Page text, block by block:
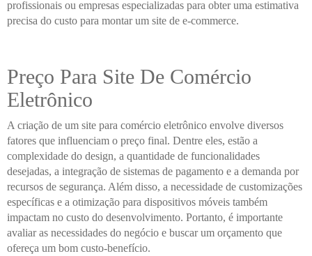
profissionais ou empresas especializadas para obter uma estimativa
precisa do custo para montar um site de e-commerce.
Preço Para Site De Comércio
Eletrônico
A criação de um site para comércio eletrônico envolve diversos
fatores que influenciam o preço final. Dentre eles, estão a
complexidade do design, a quantidade de funcionalidades
desejadas, a integração de sistemas de pagamento e a demanda por
recursos de segurança. Além disso, a necessidade de customizações
específicas e a otimização para dispositivos móveis também
impactam no custo do desenvolvimento. Portanto, é importante
avaliar as necessidades do negócio e buscar um orçamento que
ofereça um bom custo-benefício.